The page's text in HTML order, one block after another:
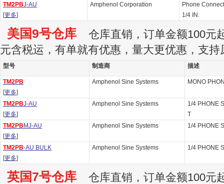
TM2PBJ-AU
[更多]
Amphenol Corporation
Phone
1/4 IN.
美国9号仓库 仓库直销，订单金额100元
元含税运，有单就有优惠，量大更优惠，支持
型号 制造商 描述
TM2PB
[更多]
Amphenol Sine Systems MONO
TM2PBJ-AU
[更多]
Amphenol Sine Systems
1/4 PHONE
T
TM2PB MJ-AU
[更多]
Amphenol Sine Systems 1/4 PHONE
TM2PB-AU BULK
[更多]
Amphenol Sine Systems 1/4 PHONE
英国7号仓库 仓库直销，订单金额100元